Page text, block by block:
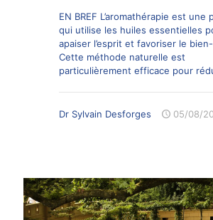
EN BREF L’aromathérapie est une
qui utilise les huiles essentielles
apaiser l’esprit et favoriser le
Cette méthode naturelle est
particulièrement efficace pour
Dr Sylvain Desforges 05/08/